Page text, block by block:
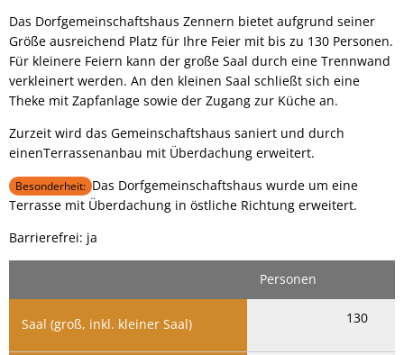
Das Dorfgemeinschaftshaus Zennern bietet aufgrund seiner
Größe ausreichend Platz für Ihre Feier mit bis zu 130 Personen.
Für kleinere Feiern kann der große Saal durch eine Trennwand
verkleinert werden. An den kleinen Saal schließt sich eine
Theke mit Zapfanlage sowie der Zugang zur Küche an.
Zurzeit wird das Gemeinschaftshaus saniert und durch
einenTerrassenanbau mit Überdachung erweitert.
Besonderheit: Das Dorfgemeinschaftshaus wurde um eine
Terrasse mit Überdachung in östliche Richtung erweitert.
Barrierefrei: ja
Personen
Saal (groß, inkl. kleiner Saal) 130